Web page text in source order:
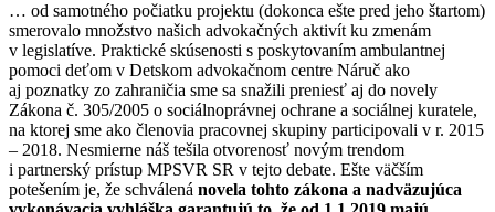
… od samotného počiatku projektu (dokonca ešte pred jeho štartom)
smerovalo množstvo našich advokačných aktivít ku zmenám
v legislatíve. Praktické skúsenosti s poskytovaním ambulantnej
pomoci deťom v Detskom advokačnom centre Náruč ako
aj poznatky zo zahraničia sme sa snažili preniesť aj do novely
Zákona č. 305/2005 o sociálnoprávnej ochrane a sociálnej kuratele,
na ktorej sme ako členovia pracovnej skupiny participovali v r. 2015
– 2018. Nesmierne náš tešila otvorenosť novým trendom
i partnerský prístup MPSVR SR v tejto debate. Ešte väčším
potešením je, že schválená novela tohto zákona a nadväzujúca